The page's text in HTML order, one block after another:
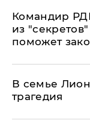
Командир
из
поможет
В семье
трагедия